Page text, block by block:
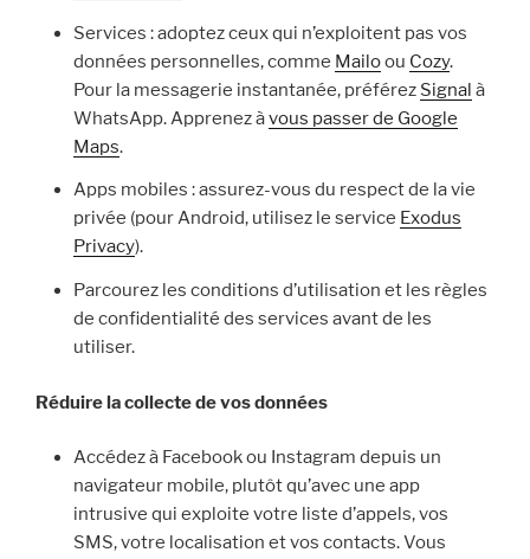
Services : adoptez ceux qui n’exploitent pas vos
données personnelles, comme Mailoou Cozy.
Pour la messagerie instantanée, préférez Signal à
WhatsApp. Apprenez àvous passer de Google
Maps.
Apps mobiles : assurez-vous du respect de la vie
privée (pour Android, utilisez le service Exodus
Privacy).
Parcourez les conditions d’utilisation et les règles
de confidentialité des services avant de les
utiliser.
Réduire la collecte de vos données
Accédez à Facebook ou Instagram depuis un
navigateur mobile, plutôt qu’avec une app
intrusive qui exploite votre liste d’appels, vos
SMS, votre localisation et vos contacts. Vous